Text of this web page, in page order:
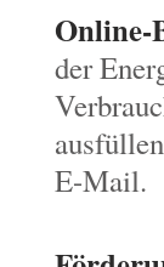
Online-
der
E-Mail.